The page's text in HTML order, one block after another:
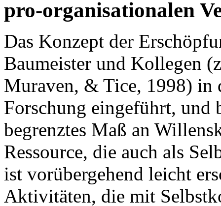
pro-organisationalen
Das Konzept der
Baumeister und Kollegen
Muraven, & Tice, 1998) in
Forschung eingeführt, und
begrenztes Maß an
Ressource, die auch als
ist vorübergehend leicht
Aktivitäten, die mit